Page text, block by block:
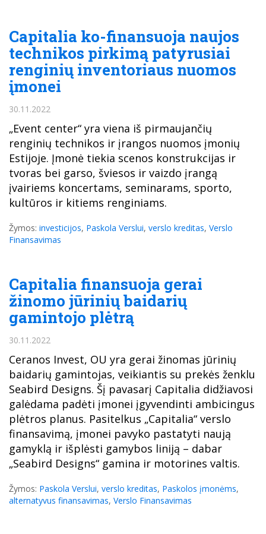
Capitalia ko-finansuoja naujos
technikos pirkimą patyrusiai
renginių inventoriaus nuomos
įmonei
30.11.2022
„Event center“ yra viena iš pirmaujančių
renginių technikos ir įrangos nuomos įmonių
Estijoje. Įmonė tiekia scenos konstrukcijas ir
tvoras bei garso, šviesos ir vaizdo įrangą
įvairiems koncertams, seminarams, sporto,
kultūros ir kitiems renginiams.
Žymos: investicijos, Paskola Verslui, verslo kreditas, Verslo
Finansavimas
Capitalia finansuoja gerai
žinomo jūrinių baidarių
gamintojo plėtrą
30.11.2022
Ceranos Invest, OU yra gerai žinomas jūrinių
baidarių gamintojas, veikiantis su prekės ženklu
Seabird Designs. Šį pavasarį Capitalia didžiavosi
galėdama padėti įmonei įgyvendinti ambicingus
plėtros planus. Pasitelkus „Capitalia“ verslo
finansavimą, įmonei pavyko pastatyti naują
gamyklą ir išplėsti gamybos liniją – dabar
„Seabird Designs“ gamina ir motorines valtis.
Žymos: Paskola Verslui, verslo kreditas, Paskolos įmonėms,
alternatyvus finansavimas, Verslo Finansavimas